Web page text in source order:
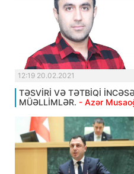
12:19 20.02.2021
TƏSVİRİ VƏ TƏTBİQİ
MÜƏLLİMLƏR. - Azər